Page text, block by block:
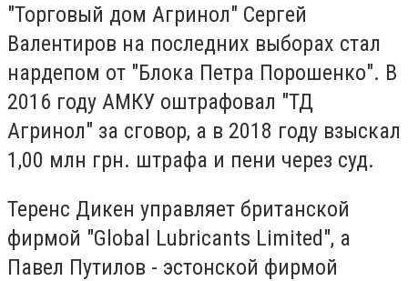
"Торговый дом Агринол" Сергей
Валентиров на последних выборах стал
нардепом от "Блока Петра Порошенко". В
2016 году АМКУ оштрафовал "ТД
Агринол" за сговор, а в 2018 году взыскал
1,00 млн грн. штрафа и пени через суд.
Теренс Дикен управляет британской
фирмой "Global Lubricants Limited", а
Павел Путилов - эстонской фирмой